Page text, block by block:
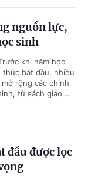
nguồn lực,
sinh
khi năm học
thức bắt đầu, nhiều
rộng các chính
từ sách giáo...
đầu được lọc